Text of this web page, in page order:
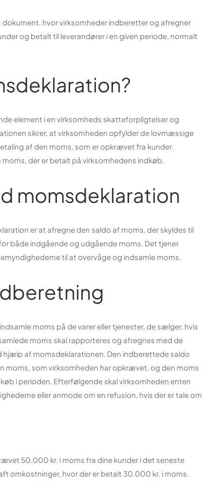
hvor virksomheder indberetter og afregner
og betalt til leverandører i en given periode, normalt
element i en virksomheds skatteforpligtelser og
sikrer, at virksomheden opfylder de lovmæssige
af den moms, som er opkrævet fra kunder.
der er betalt på virksomhedens indkøb.
momsdeklaration
er at afregne den saldo af moms, der skyldes til
både indgående og udgående moms. Det tjener
til at overvåge og indsamle moms.
moms på de varer eller tjenester, de sælger, hvis
moms skal rapporteres og afregnes med de
hjælp af momsdeklarationen. Den indberettede saldo
moms, som virksomheden har opkrævet, og den moms
i perioden. Efterfølgende skal virksomheden enten
eller anmode om en refusion, hvis der er tale om
50.000 kr. i moms fra dine kunder i det seneste
omkostninger, hvor der er betalt 30.000 kr. i moms.